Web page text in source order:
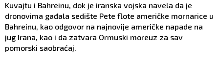
Kuvajtu i Bahreinu, dok je iranska vojska navela da je
dronovima gađala sedište Pete flote američke mornarice u
Bahreinu, kao odgovor na najnovije američke napade na
jug Irana, kao i da zatvara Ormuski moreuz za sav
pomorski saobraćaj.